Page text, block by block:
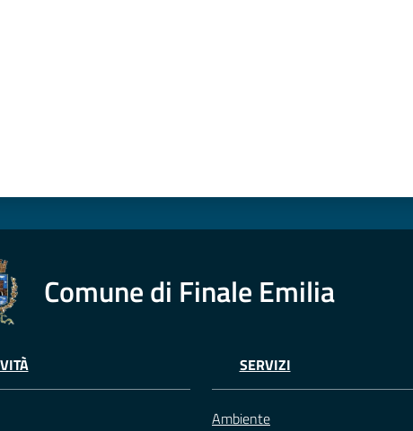
Comune di Finale Emilia
SERVIZI
Ambiente